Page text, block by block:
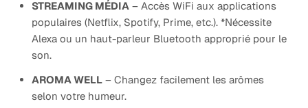
STREAMING MÉDIA – Accès WiFi aux applications
populaires (Netflix, Spotify, Prime, etc.). *Nécessite
Alexa ou un haut-parleur Bluetooth approprié pour le
son.
AROMA WELL – Changez facilement les arômes
selon votre humeur.